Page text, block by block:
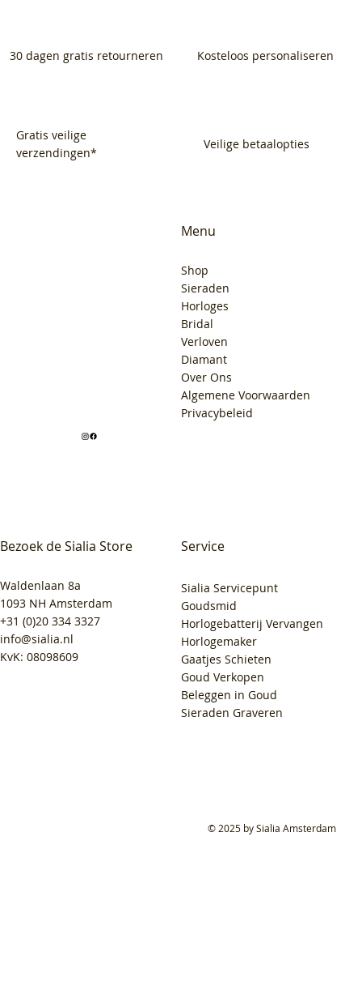
30 dagen gratis retourneren Kosteloos personaliseren
Gratis veilige
verzendingen*
Veilige betaalopties
Bezoek de Sialia Store
Waldenlaan 8a
1093 NH Amsterdam
+31 (0)20 334 3327
info@sialia.nl
KvK: 08098609
Menu
Shop
Sieraden
Horloges
Bridal
Verloven
Diamant
Over Ons
Algemene Voorwaarden
Privacybeleid
Service
Sialia Servicepunt
Goudsmid
Horlogebatterij Vervangen
Horlogemaker
Gaatjes Schieten
Goud Verkopen
Beleggen in Goud
Sieraden Graveren
© 2025 by Sialia Amsterdam